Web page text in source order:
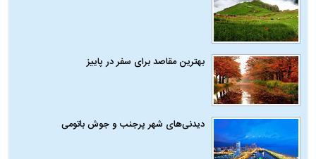
بهترین مقاصد برای سفر در پاییز
دیدنی‌های شهر پرجنب و جوش باتومی